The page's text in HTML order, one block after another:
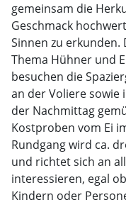
gemeinsam die
Geschmack
Sinnen zu erkunden.
Thema Hühner und
besuchen die
an der Voliere sowie
der Nachmittag
Kostproben vom Ei
Rundgang wird ca.
und richtet sich an
interessieren, egal
Kindern oder